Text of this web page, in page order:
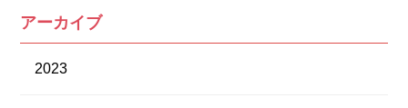
アーカイブ
2023